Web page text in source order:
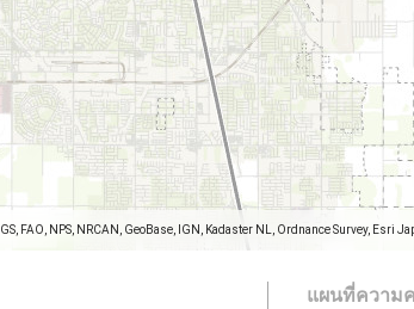
FAO, NPS, NRCAN, GeoBase, IGN, Kadaster NL, Ordnance Survey,
แผนที่ความ